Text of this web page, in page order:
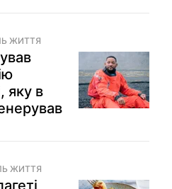
ЖИТТЯ
яку в
ЖИТТЯ